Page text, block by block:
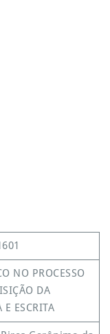
NO PROCESSO
DA
E ESCRITA